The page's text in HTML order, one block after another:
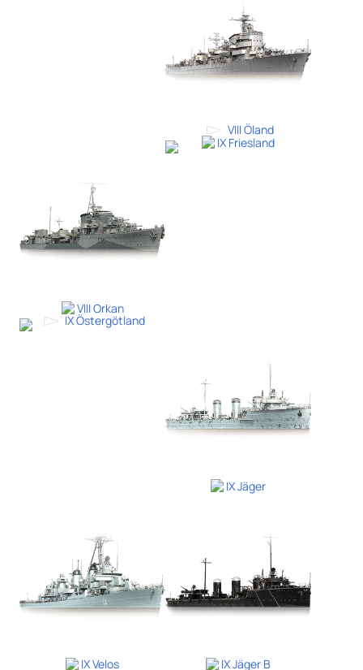
VIII Öland
VIII Orkan
IX Friesland
IX Östergötland
IX Jäger
IX Velos IX Jäger B